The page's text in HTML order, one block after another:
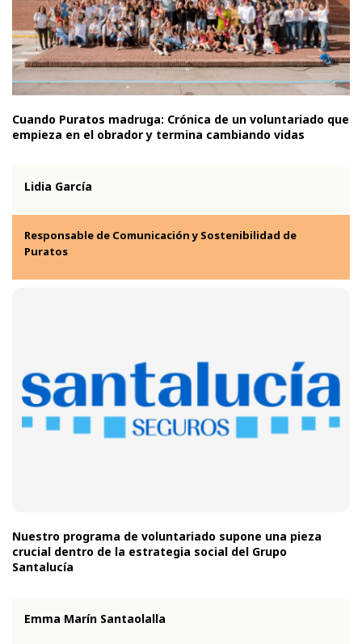
Cuando Puratos madruga: Crónica de un voluntariado que
empieza en el obrador y termina cambiando vidas
Lidia García
Responsable de Comunicación y Sostenibilidad de
Puratos
Nuestro programa de voluntariado supone una pieza
crucial dentro de la estrategia social del Grupo
Santalucía
Emma Marín Santaolalla